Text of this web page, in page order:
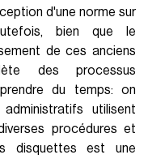
d'une norme sur
bien que le
de ces anciens
des processus
du temps: on
utilisent
procédures et
disquettes est une